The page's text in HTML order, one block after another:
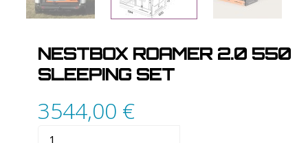
NESTBOX ROAMER 2.0 550
SLEEPING SET
3544,00 €